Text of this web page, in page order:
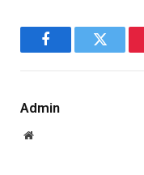
FacebookTwitter
Admin
Website